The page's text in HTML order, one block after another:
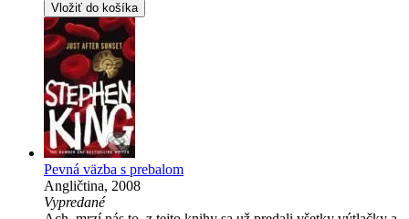
Vložiť do košíka
Pevná väzba s prebalom
Angličtina, 2008
Vypredané